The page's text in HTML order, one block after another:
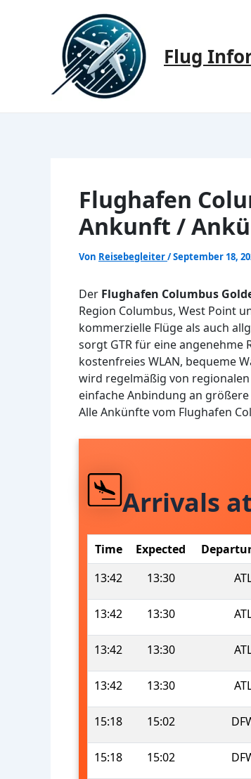
Flug
Flughafen
Ankunft /
Von Reisebegleiter/September 18,
Der Flughafen Columbus
Region Columbus, West Point
kommerzielle Flüge als auch
sorgt GTR für eine angenehme
kostenfreies WLAN, bequeme
wird regelmäßig von
einfache Anbindung an
Alle Ankünfte vom Flughafen
Arrivals
Time Expected
13:42
13:30
13:42 13:30
13:42 13:30
13:42 13:30
15:18 15:02
15:18 15:02